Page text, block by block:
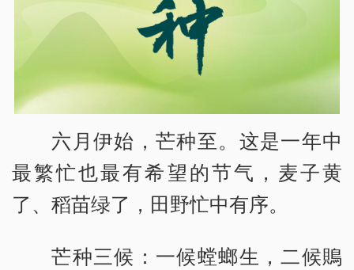
六月伊始，芒种至。这是一年中
最繁忙也最有希望的节气，麦子黄
了、稻苗绿了，田野忙中有序。
芒种三候：一候螳螂生，二候鵙